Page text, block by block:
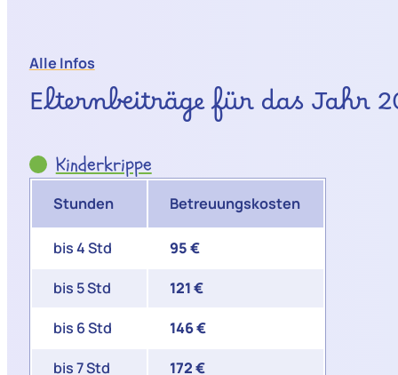
Alle Infos
Elternbeiträge für das Jahr
Kinderkrippe
Stunden Betreuungskosten
bis 4 Std 95 €
bis 5 Std 121 €
bis 6 Std 146 €
bis 7 Std 172 €